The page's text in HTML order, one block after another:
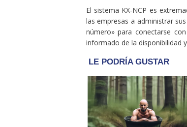
El sistema KX-NCP es
las empresas a administrar
número» para conectarse
informado de la disponibilidad